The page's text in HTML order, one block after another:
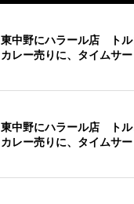
東中野にハラール店 トル
カレー売りに、タイムサ
東中野にハラール店 トル
カレー売りに、タイムサ